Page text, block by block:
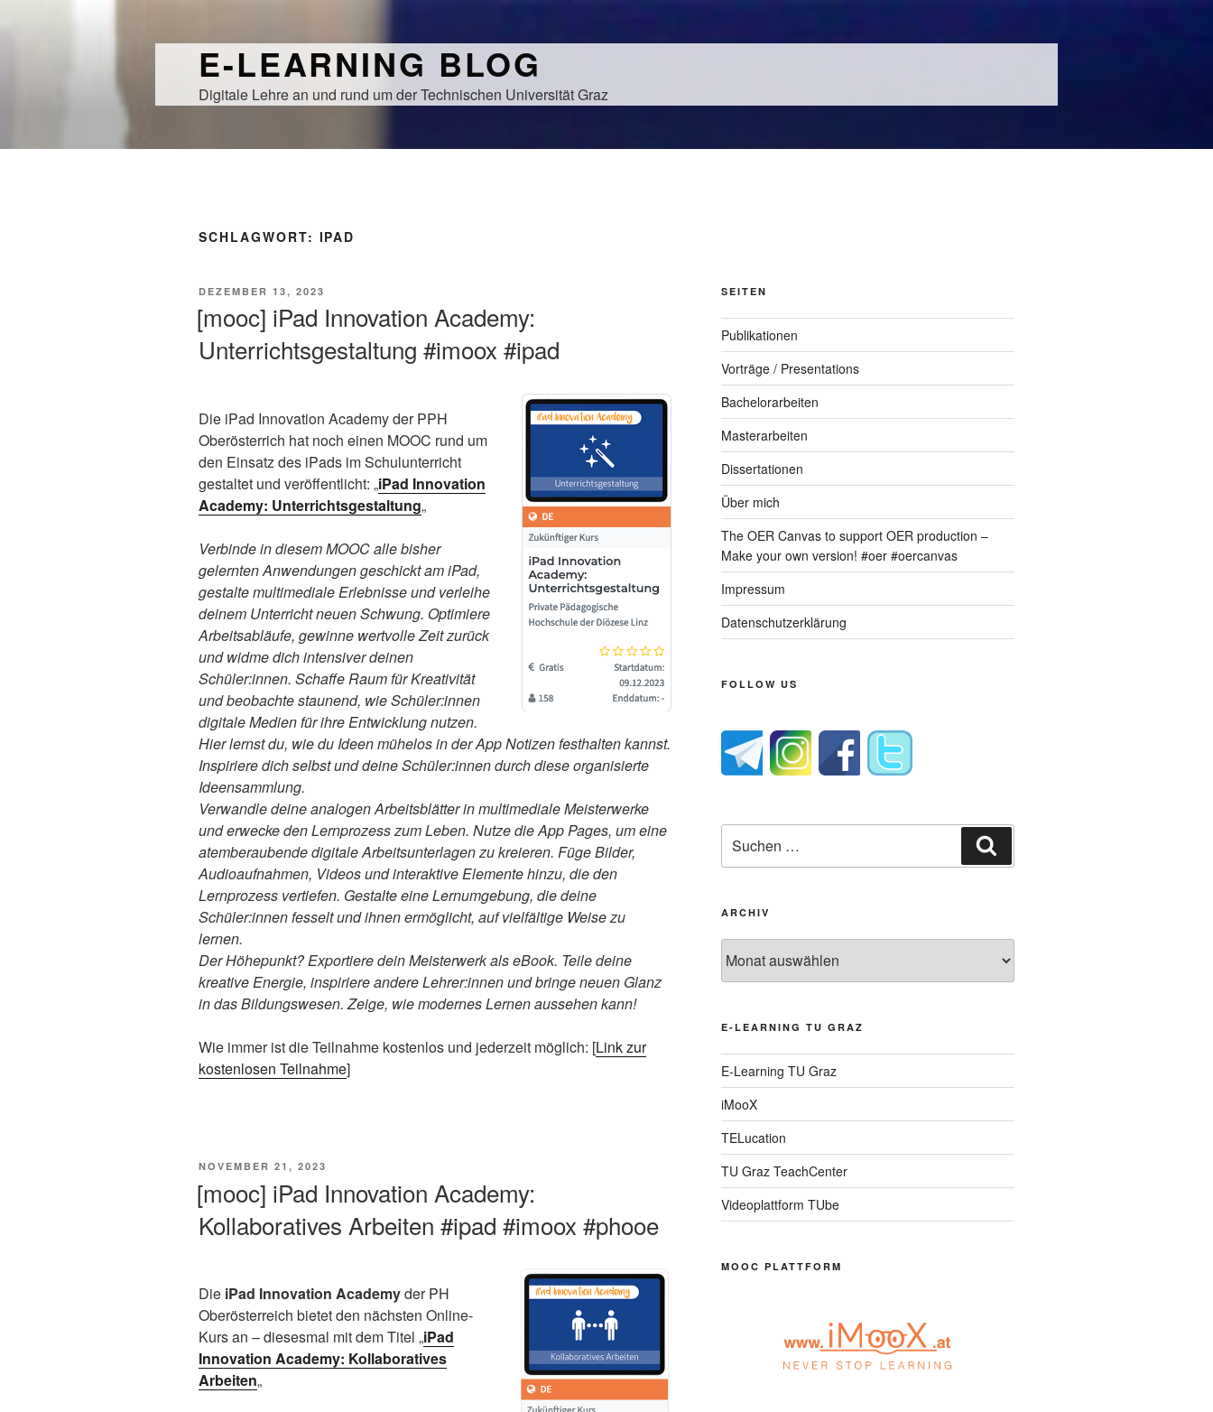
Inhalt
E-LEARNING BLOG
Digitale Lehre an und rund um der Technischen Universität Graz
SCHLAGWORT: IPAD
VERÖFFENTLICHT
DEZEMBER 13, 2023
[mooc] iPad Innovation Academy:
Unterrichtsgestaltung #imoox #ipad
Die iPad Innovation Academy der PPH
Oberösterrich hat noch einen MOOC rund um
den Einsatz des iPads im Schulunterricht
gestaltet und veröffentlicht: „iPad Innovation
Academy: Unterrichtsgestaltung„
Verbinde in diesem MOOC alle bisher
gelernten Anwendungen geschickt am iPad,
gestalte multimediale Erlebnisse und verleihe
deinem Unterricht neuen Schwung. Optimiere
Arbeitsabläufe, gewinne wertvolle Zeit zurück
und widme dich intensiver deinen
Schüler:innen. Schaffe Raum für Kreativität
und beobachte staunend, wie Schüler:innen
digitale Medien für ihre Entwicklung nutzen.
Hier lernst du, wie du Ideen mühelos in der App Notizen festhalten kannst.
Inspiriere dich selbst und deine Schüler:innen durch diese organisierte
Ideensammlung.
Verwandle deine analogen Arbeitsblätter in multimediale Meisterwerke
und erwecke den Lernprozess zum Leben. Nutze die App Pages, um eine
atemberaubende digitale Arbeitsunterlagen zu kreieren. Füge Bilder,
Audioaufnahmen, Videos und interaktive Elemente hinzu, die den
Lernprozess vertiefen. Gestalte eine Lernumgebung, die deine
Schüler:innen fesselt und ihnen ermöglicht, auf vielfältige Weise zu
lernen.
Der Höhepunkt? Exportiere dein Meisterwerk als eBook. Teile deine
kreative Energie, inspiriere andere Lehrer:innen und bringe neuen Glanz
in das Bildungswesen. Zeige, wie modernes Lernen aussehen kann!
Wie immer ist die Teilnahme kostenlos und jederzeit möglich: [Link zur
kostenlosen Teilnahme]
VERÖFFENTLICHT
NOVEMBER 21, 2023
[mooc] iPad Innovation Academy:
Kollaboratives Arbeiten #ipad #imoox #phooe
Die iPad Innovation Academyder PH
Oberösterreich bietet den nächsten Online-
Kurs an – diesesmal mit dem Titel „iPad
Innovation Academy: Kollaboratives
Arbeiten„
SEITEN
Publikationen
Vorträge / Presentations
Bachelorarbeiten
Masterarbeiten
Dissertationen
Über mich
The OER Canvas to support OER production –
Make your own version! #oer #oercanvas
Impressum
Datenschutzerklärung
FOLLOW US
nach:
ARCHIV
E-LEARNING TU GRAZ
E-Learning TU Graz
iMooX
TELucation
TU Graz TeachCenter
Videoplattform TUbe
MOOC PLATTFORM